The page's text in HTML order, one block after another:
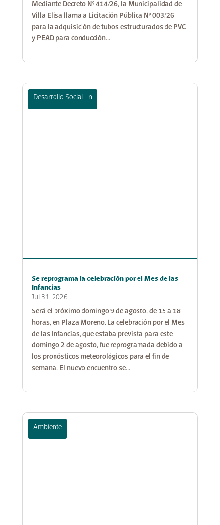
Mediante Decreto N° 414/26, la Municipalidad de
Villa Elisa llama a Licitación Pública N° 003/26
para la adquisición de tubos estructurados de PVC
y PEAD para conducción...
Se reprograma la celebración por el Mes de las
Infancias
Jul 31, 2026
Cultura y Educación
,
Desarrollo Social
Será el próximo domingo 9 de agosto, de 15 a 18
horas, en Plaza Moreno. La celebración por el Mes
de las Infancias, que estaba prevista para este
domingo 2 de agosto, fue reprogramada debido a
los pronósticos meteorológicos para el fin de
semana. El nuevo encuentro se...
Ambiente